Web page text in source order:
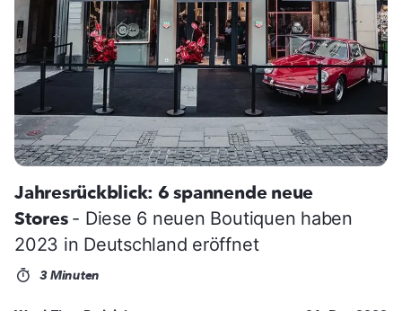
Jahresrückblick: 6 spannende neue
Stores - Diese 6 neuen Boutiquen haben
2023 in Deutschland eröffnet
3 Minuten